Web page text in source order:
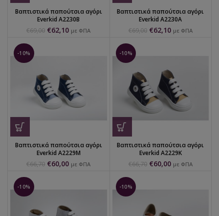
Βαπτιστικά παπούτσια αγόρι
Everkid Α2230Β
€69,00 €62,10 με ΦΠΑ
Βαπτιστικά παπούτσια αγόρι
Everkid Α2230Α
€69,00 €62,10 με ΦΠΑ
-10%
Βαπτιστικά παπούτσια αγόρι
Everkid Α2229Μ
€66,70 €60,00 με ΦΠΑ
-10%
Βαπτιστικά παπούτσια αγόρι
Everkid Α2229Κ
€66,70 €60,00 με ΦΠΑ
-10% -10%